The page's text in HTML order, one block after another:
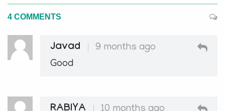
4 COMMENTS
Javad
9 months ago
Good